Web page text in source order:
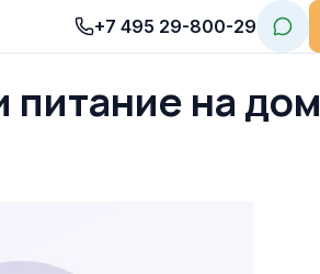
+7 495 29-800-29
питание на